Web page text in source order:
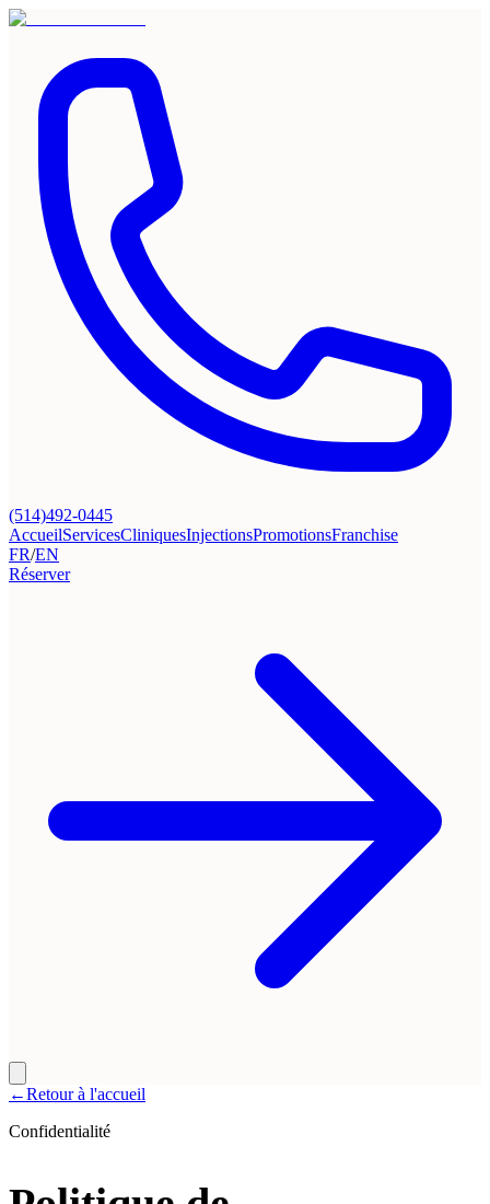
(514)492-0445
AccueilServicesCliniquesInjectionsPromotionsFranchise
FR/EN
Réserver
←Retour à l'accueil
Confidentialité